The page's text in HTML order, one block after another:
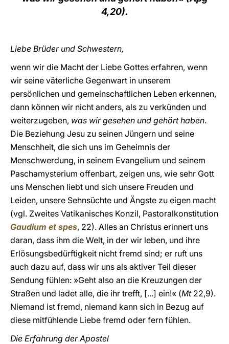
4,20).
Liebe Brüder und Schwestern,
wenn wir die Macht der Liebe Gottes erfahren, wenn
wir seine väterliche Gegenwart in unserem
persönlichen und gemeinschaftlichen Leben erkennen,
dann können wir nicht anders, als zu verkünden und
weiterzugeben, was wir gesehen und gehört haben.
Die Beziehung Jesu zu seinen Jüngern und seine
Menschheit, die sich uns im Geheimnis der
Menschwerdung, in seinem Evangelium und seinem
Paschamysterium offenbart, zeigen uns, wie sehr Gott
uns Menschen liebt und sich unsere Freuden und
Leiden, unsere Sehnsüchte und Ängste zu eigen macht
(vgl. Zweites Vatikanisches Konzil, Pastoralkonstitution
Gaudium et spes, 22). Alles an Christus erinnert uns
daran, dass ihm die Welt, in der wir leben, und ihre
Erlösungsbedürftigkeit nicht fremd sind; er ruft uns
auch dazu auf, dass wir uns als aktiver Teil dieser
Sendung fühlen: »Geht also an die Kreuzungen der
Straßen und ladet alle, die ihr trefft, [...] ein!« (Mt22,9).
Niemand ist fremd, niemand kann sich in Bezug auf
diese mitfühlende Liebe fremd oder fern fühlen.
Die Erfahrung der Apostel